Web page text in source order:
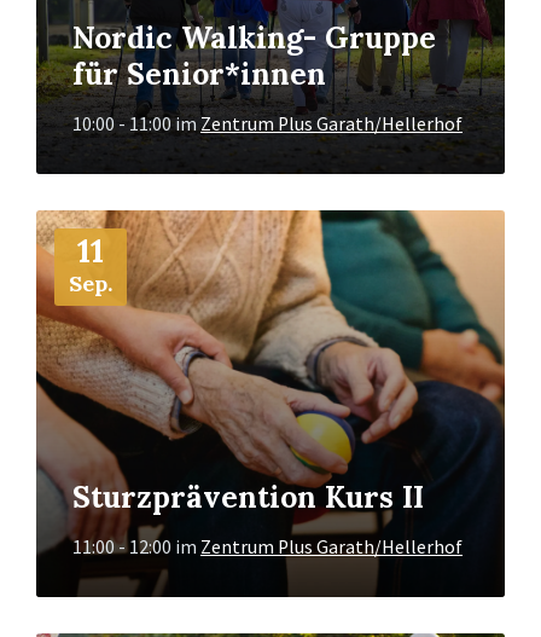
Nordic Walking- Gruppe
für Senior*innen
10:00 - 11:00imZentrum Plus Garath/Hellerhof
11
Sep.
Sturzprävention Kurs II
11:00 - 12:00 im Zentrum Plus Garath/Hellerhof
Mehr
Info